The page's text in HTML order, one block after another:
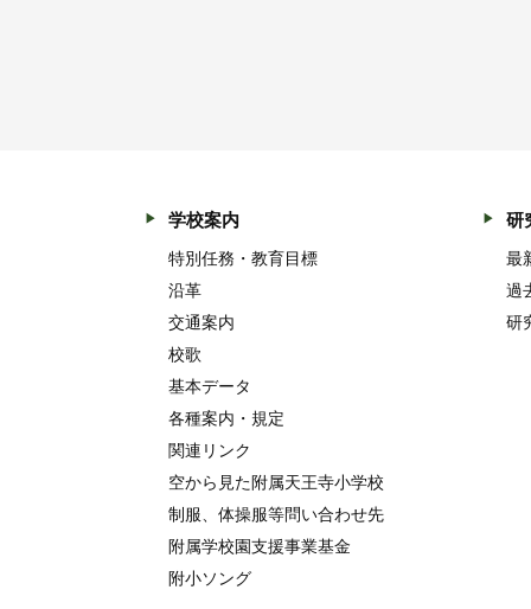
学校案内
特別任務・教育目標
沿革
交通案内
校歌
基本データ
各種案内・規定
関連リンク
空から見た附属天王寺小学校
制服、体操服等問い合わせ先
附属学校園支援事業基金
附小ソング
研
最
過
研